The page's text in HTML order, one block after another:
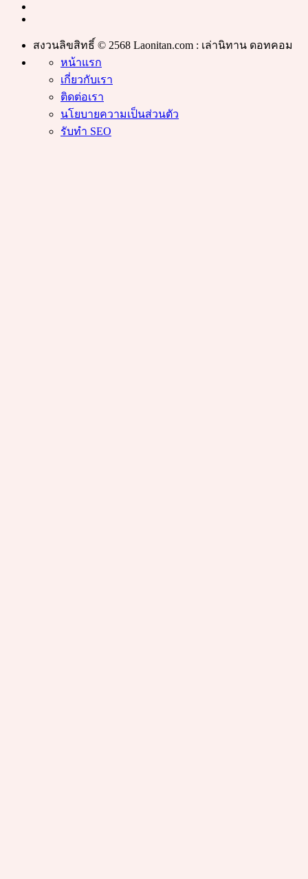
สงวนลิขสิทธิ์ © 2568 Laonitan.com : เล่านิทาน ดอทคอม
หน้าแรก
เกี่ยวกับเรา
ติดต่อเรา
นโยบายความเป็นส่วนตัว
รับทำ SEO